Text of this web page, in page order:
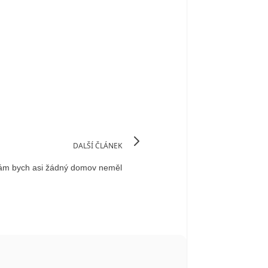
DALŠÍ ČLÁNEK
bych asi žádný domov neměl